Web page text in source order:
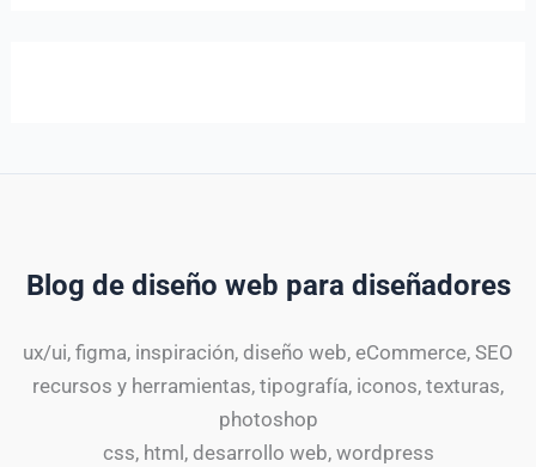
Blog de diseño web para diseñadores
ux/ui, figma, inspiración, diseño web, eCommerce, SEO
recursos y herramientas, tipografía, iconos, texturas,
photoshop
css, html, desarrollo web, wordpress